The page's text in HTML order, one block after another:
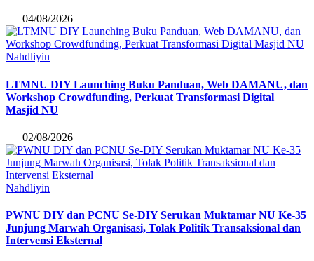
04/08/2026
Nahdliyin
LTMNU DIY Launching Buku Panduan, Web DAMANU, dan
Workshop Crowdfunding, Perkuat Transformasi Digital
Masjid NU
02/08/2026
Nahdliyin
PWNU DIY dan PCNU Se-DIY Serukan Muktamar NU Ke-35
Junjung Marwah Organisasi, Tolak Politik Transaksional dan
Intervensi Eksternal